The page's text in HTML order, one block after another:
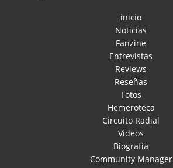
inicio
Noticias
Fanzine
Entrevistas
Reviews
Reseñas
Fotos
Hemeroteca
Circuito Radial
Videos
Biografía
Community Manager